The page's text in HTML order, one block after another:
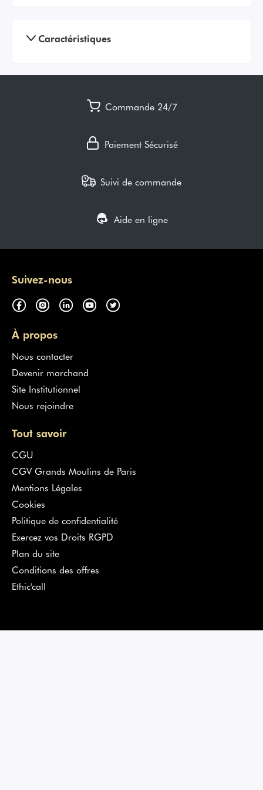
Caractéristiques
Commande 24/7
Paiement Sécurisé
Suivi de commande
Aide en ligne
Suivez-nous
À propos
Nous contacter
Devenir marchand
Site Institutionnel
Nous rejoindre
Tout savoir
CGU
CGV Grands Moulins de Paris
Mentions Légales
Cookies
Politique de confidentialité
Exercez vos Droits RGPD
Plan du site
Conditions des offres
Ethic'call